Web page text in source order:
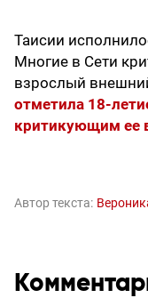
Таисии
Многие в Сети
взрослый
отметила 18-
критикующим ее
Автор текста: